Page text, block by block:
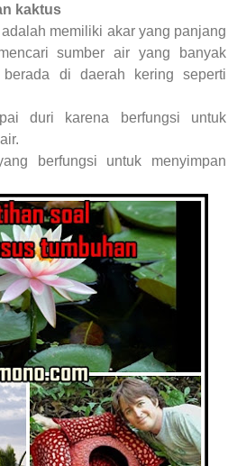
kaktus
memiliki akar yang panjang
sumber air yang banyak
di daerah kering seperti
duri karena berfungsi untuk
berfungsi untuk menyimpan